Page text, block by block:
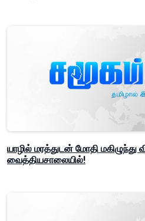
யாழில் மரத்துடன் மோதி மகிழுந்து
வைத்தியசாலையில்!